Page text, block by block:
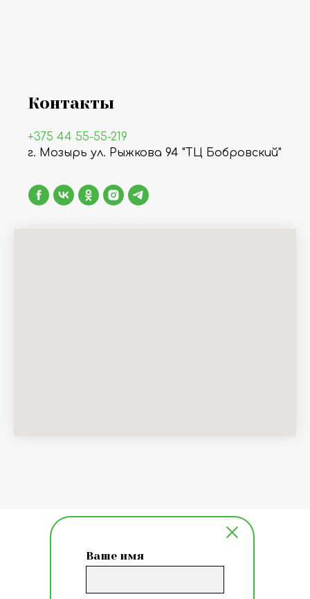
Контакты
+375 44 55-55-219
г. Мозырь ул. Рыжкова 94 "ТЦ Бобровский"
Ваше имя